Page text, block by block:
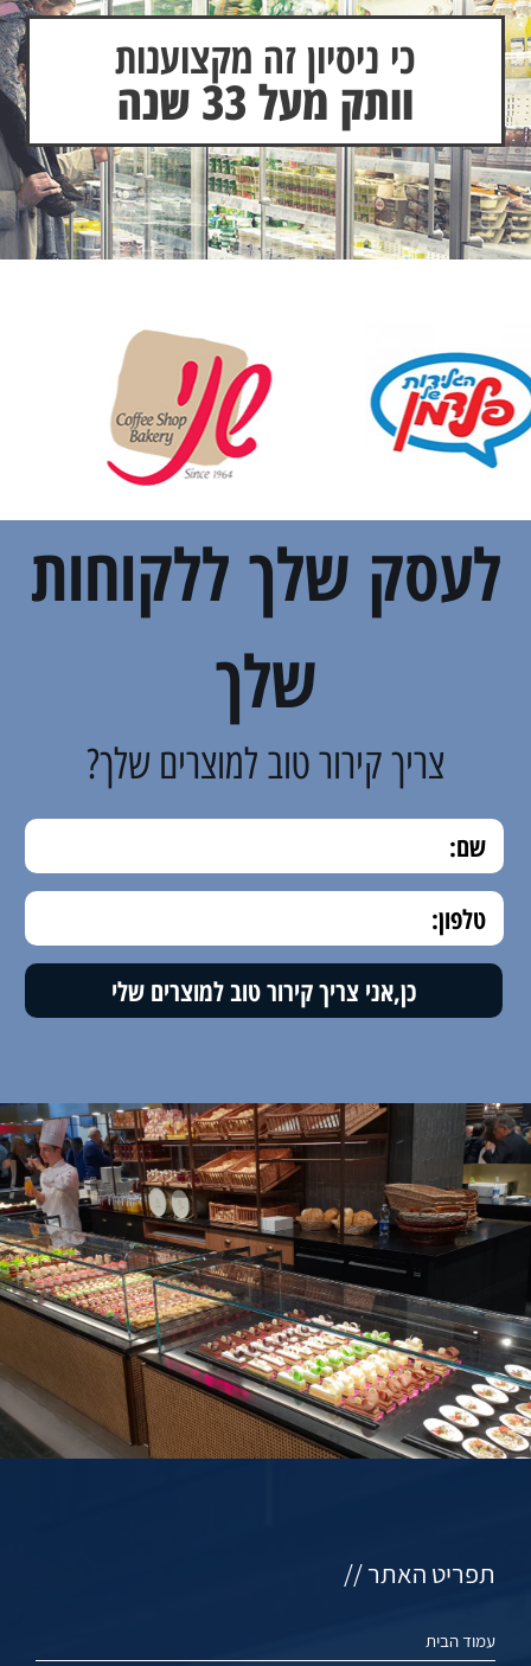
כי ניסיון זה מקצוענות
וותק מעל 33 שנה
כי ניסיון זה מקצוענות
וותק מעל 33 שנה
כי ניסיון זה מקצוענות
וותק מעל 33 שנה
לעסק שלך ללקוחות
שלך
צריך קירור טוב למוצרים שלך?
תפריט האתר //
עמוד הבית